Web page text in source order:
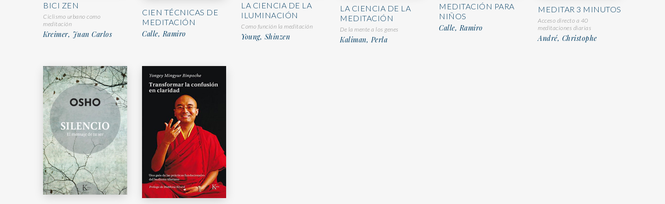
BICI ZEN
Ciclismo urbano como
meditación
Kreimer, Juan Carlos
CIEN TÉCNICAS DE
MEDITACIÓN
Calle, Ramiro
LA CIENCIA DE LA
ILUMINACIÓN
Como función la meditación
Young, Shinzen
LA CIENCIA DE LA
MEDITACIÓN
De la mente a los genes
Kaliman, Perla
MEDITACIÓN PARA
NIÑOS
Calle, Ramiro
MEDITAR 3 MINUTOS
Acceso directo a 40
meditaciones diarias
André, Christophe